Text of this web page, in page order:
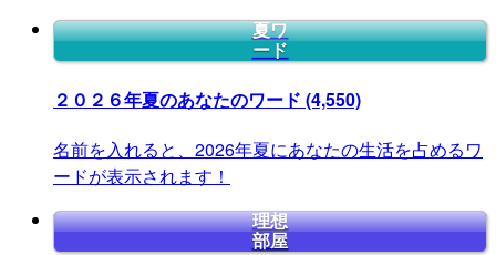
夏ワ
ード
２０２６年夏のあなたのワード (4,550)
名前を入れると、2026年夏にあなたの生活を占めるワ
ードが表示されます！
理想
部屋